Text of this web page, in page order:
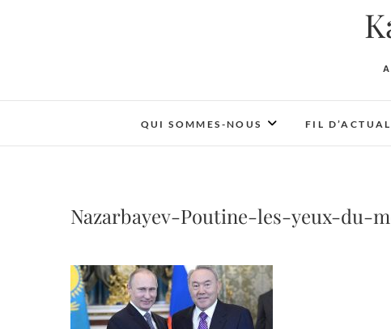
QUI SOMMES-NOUS FIL
Nazarbayev-Poutine-les-yeux-du-